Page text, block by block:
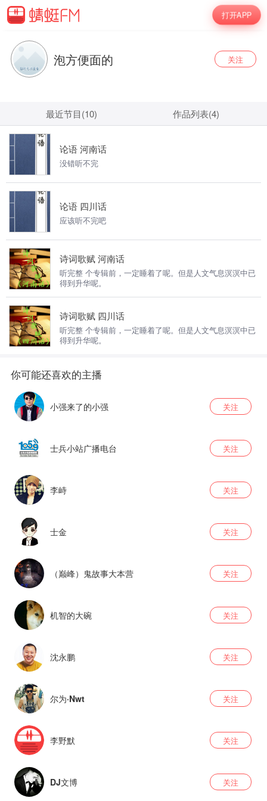
打开APP
泡方便面的 关注
最近节目(10) 作品列表(4)
论语 河南话
没错听不完
论语 四川话
应该听不完吧
诗词歌赋 河南话
听完整 个专辑前，一定睡着了呢。但是人文气息溟溟中已
得到升华呢。
诗词歌赋 四川话
听完整 个专辑前，一定睡着了呢。但是人文气息溟溟中已
得到升华呢。
小强来了的小强 关注
士兵小站广播电台 关注
李峙 关注
士金 关注
（巅峰）鬼故事大本营 关注
机智的大碗 关注
沈永鹏 关注
尔为·Nwt 关注
李野默 关注
DJ文博 关注